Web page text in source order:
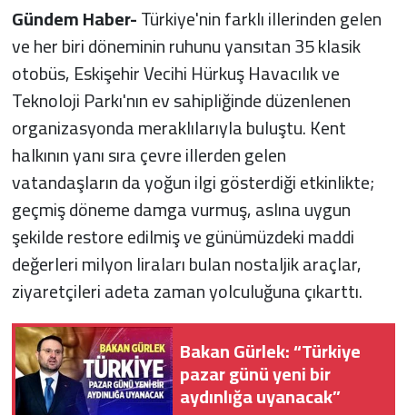
Gündem Haber-Türkiye'nin farklı illerinden gelen
ve her biri döneminin ruhunu yansıtan 35 klasik
otobüs, Eskişehir Vecihi Hürkuş Havacılık ve
Teknoloji Parkı'nın ev sahipliğinde düzenlenen
organizasyonda meraklılarıyla buluştu. Kent
halkının yanı sıra çevre illerden gelen
vatandaşların da yoğun ilgi gösterdiği etkinlikte;
geçmiş döneme damga vurmuş, aslına uygun
şekilde restore edilmiş ve günümüzdeki maddi
değerleri milyon liraları bulan nostaljik araçlar,
ziyaretçileri adeta zaman yolculuğuna çıkarttı.
Bakan Gürlek: “Türkiye
pazar günü yeni bir
aydınlığa uyanacak”